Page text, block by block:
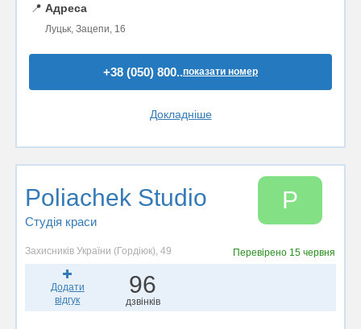
📍 Адреса
Луцьк, Зацепи, 16
+38 (050) 800..показати номер
Докладніше
Poliachek Studio
Студія краси
P
Захисників України (Гордіюк), 49 Перевірено 15 червня
Додати
відгук
96
дзвінків